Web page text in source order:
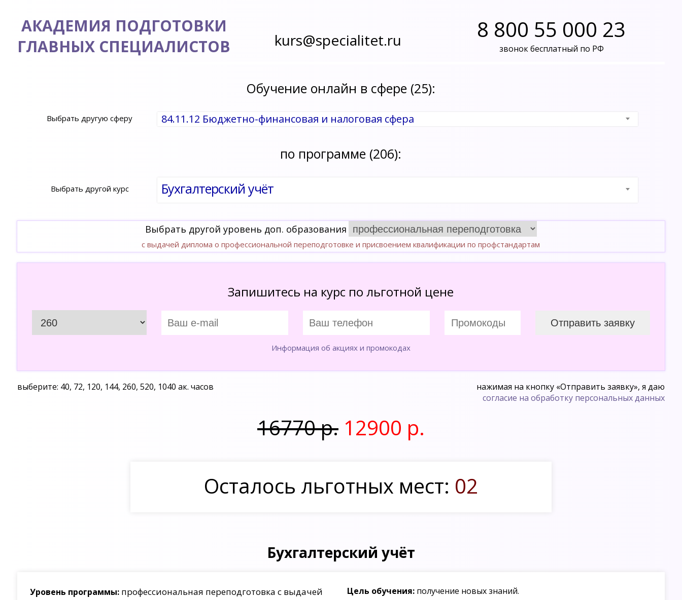
АКАДЕМИЯ ПОДГОТОВКИ
ГЛАВНЫХ СПЕЦИАЛИСТОВ
kurs@specialitet.ru 8 800 55 000 23
звонок бесплатный по РФ
Обучение онлайн в сфере (25):
Выбрать другую сферу 84.11.12 Бюджетно-финансовая и налоговая сфера
по программе (206):
Выбрать другой курс Бухгалтерский учёт
Выбрать другой уровень доп. образования
с выдачей диплома о профессиональной переподготовке и присвоением квалификации по профстандартам
Запишитесь на курс по льготной цене
Информация об акциях и промокодах
выберите: 40, 72, 120, 144, 260, 520, 1040 ак. часов
нажимая на кнопку «Отправить заявку», я даю
согласие на обработку персональных данных
16770 р. 12900 р.
Осталось льготных мест: 02
Бухгалтерский учёт
Уровень программы: профессиональная переподготовка с выдачей
Цель обучения: получение новых знаний.